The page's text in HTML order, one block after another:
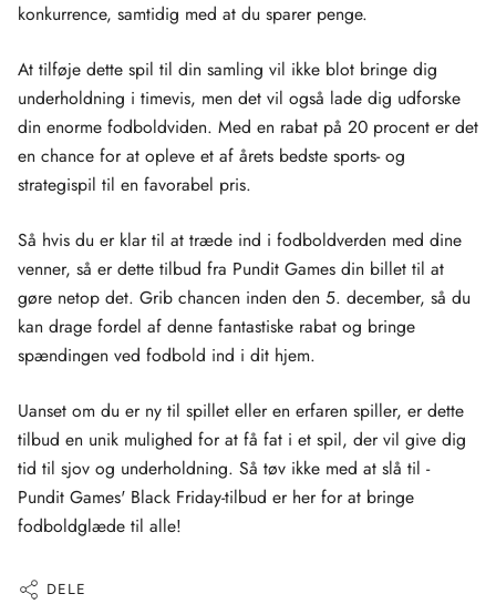
konkurrence, samtidig med at du sparer penge.
At tilføje dette spil til din samling vil ikke blot bringe dig
underholdning i timevis, men det vil også lade dig udforske
din enorme fodboldviden. Med en rabat på 20 procent er det
en chance for at opleve et af årets bedste sports- og
strategispil til en favorabel pris.
Så hvis du er klar til at træde ind i fodboldverden med dine
venner, så er dette tilbud fra Pundit Games din billet til at
gøre netop det. Grib chancen inden den 5. december, så du
kan drage fordel af denne fantastiske rabat og bringe
spændingen ved fodbold ind i dit hjem.
Uanset om du er ny til spillet eller en erfaren spiller, er dette
tilbud en unik mulighed for at få fat i et spil, der vil give dig
tid til sjov og underholdning. Så tøv ikke med at slå til -
Pundit Games' Black Friday-tilbud er her for at bringe
fodboldglæde til alle!
DELE